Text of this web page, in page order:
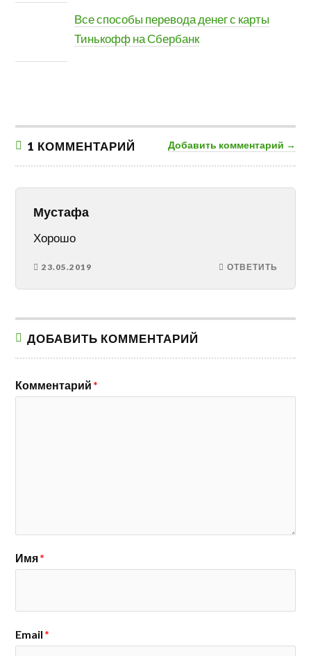
Все способы перевода денег с карты
Тинькофф на Сбербанк
1 КОММЕНТАРИЙ Добавить комментарий →
Мустафа
Хорошо
23.05.2019 ОТВЕТИТЬ
ДОБАВИТЬ КОММЕНТАРИЙ
Комментарий *
Имя*
Email *